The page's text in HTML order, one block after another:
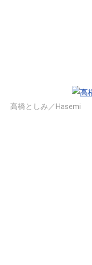
高橋としみ／Hasemi